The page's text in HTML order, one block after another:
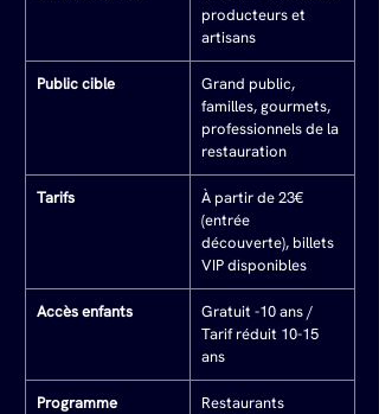
producteurs et
artisans
Public cible
Grand public,
familles, gourmets,
professionnels de la
restauration
Tarifs
À partir de 23€
(entrée
découverte), billets
VIP disponibles
Accès enfants
Gratuit -10 ans /
Tarif réduit 10-15
ans
Programme
Restaurants